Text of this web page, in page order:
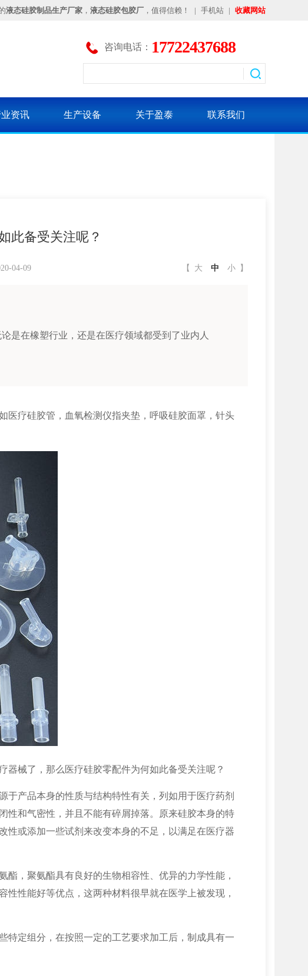
液态硅胶制品生产厂家 ， 液态硅胶包胶厂 ，值得信赖！ | 手机站 | 收藏网站
咨询电话： 17722437688
资讯 生产设备 关于盈泰 联系我们
此备受关注呢？
【 大 中 小 】
04-09
是在橡塑行业，还是在医疗领域都受到了业内人
医疗硅胶管，血氧检测仪指夹垫，呼吸硅胶面罩，针头
器械了，那么医疗硅胶零配件为何如此备受关注呢？
于产品本身的性质与结构特性有关，列如用于医疗药剂
性和气密性，并且不能有碎屑掉落。原来硅胶本身的特
性或添加一些试剂来改变本身的不足，以满足在医疗器
，聚氨酯具有良好的生物相容性、优异的力学性能，
性能好等优点，这两种材料很早就在医学上被发现，
特定组分，在按照一定的工艺要求加工后，制成具有一